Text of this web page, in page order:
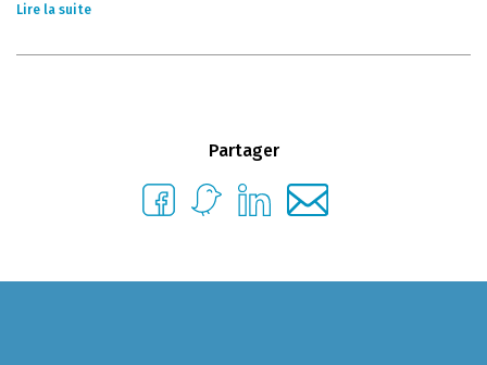
Lire la suite
Partager